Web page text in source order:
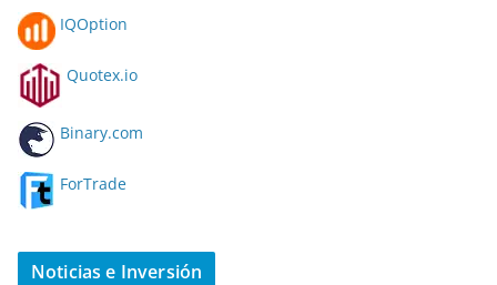
IQOption
Quotex.io
Binary.com
ForTrade
Noticias e Inversión